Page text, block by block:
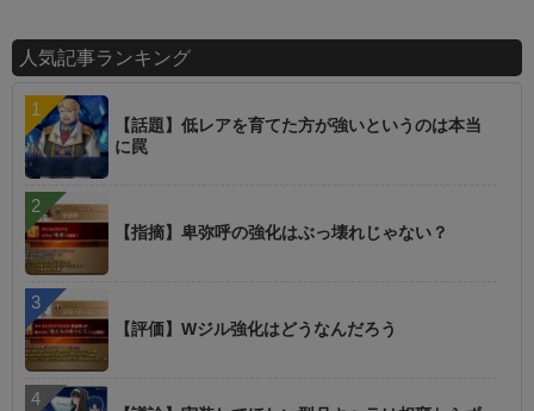
人気記事ランキング
【話題】低レアを育てた方が強いというのは本当
に罠
【指摘】卑弥呼の強化はぶっ壊れじゃない？
【評価】Wジル強化はどうなんだろう